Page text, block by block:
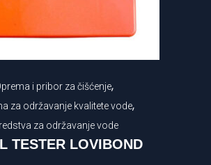
i pribor za čišćenje,
za održavanje kvalitete vode,
za održavanje vode
TESTER LOVIBOND